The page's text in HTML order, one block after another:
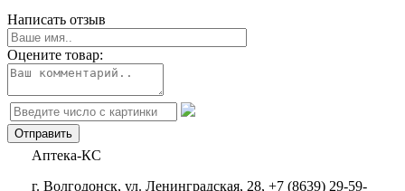
Написать отзыв
Оцените товар:
Аптека-КС
г. Волгодонск, ул. Ленинградская, 28, +7 (8639) 29-59-